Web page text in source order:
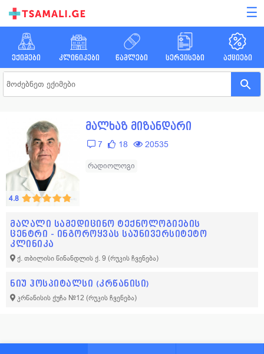
☰
ექიმები კლინიკები წამლები სერვისები აქციები
4.8
მალხაზ მიზანდარი
7 18 20535
რადიოლოგი
მაღალი სამედიცინო ტექნოლოგიების
ცენტრი - ინგოროყვას საუნივერსიტეტო
კლინიკა
ქ. თბილისი წინანდლის ქ. 9 (რუკის ჩვენება)
ნიუ ჰოსპიტალსი (კრწანისი)
კრწანისის ქუჩა №12 (რუკის ჩვენება)